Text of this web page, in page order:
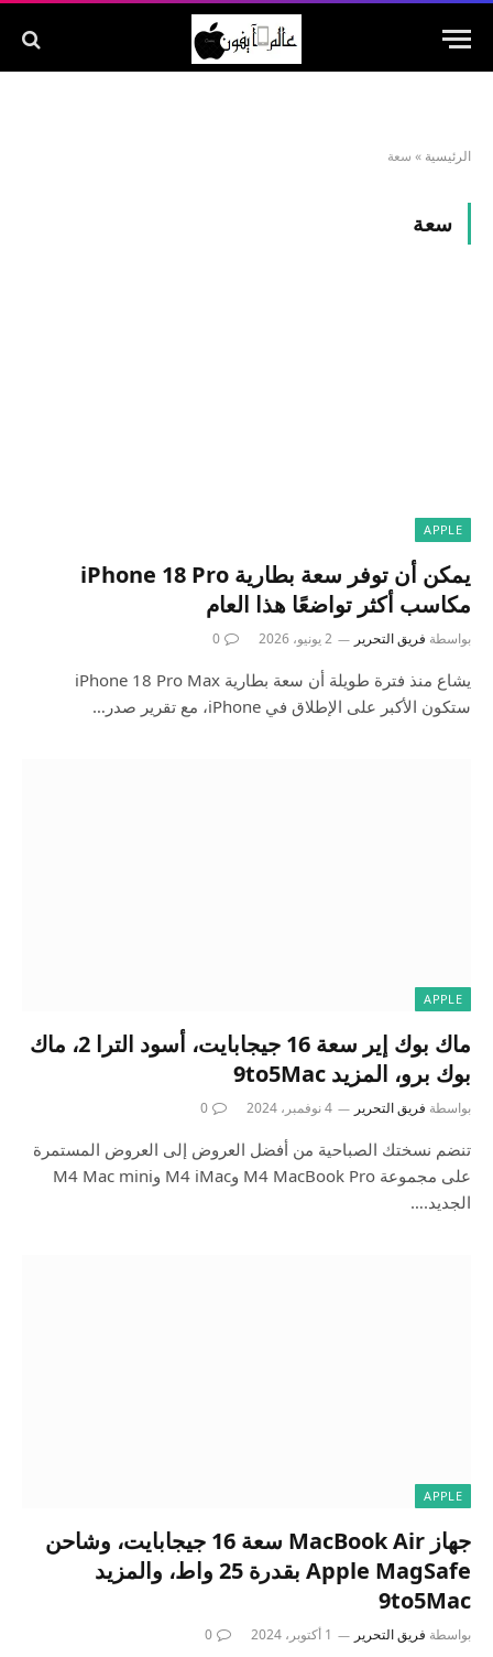
الرئيسية » سعة
سعة
APPLE
يمكن أن توفر سعة بطارية iPhone 18 Pro
مكاسب أكثر تواضعًا هذا العام
بواسطة فريق التحرير 2 يونيو، 2026 0
يشاع منذ فترة طويلة أن سعة بطارية iPhone 18 Pro Max
ستكون الأكبر على الإطلاق في iPhone، مع تقرير صدر…
APPLE
ماك بوك إير سعة 16 جيجابايت، أسود الترا 2، ماك
بوك برو، المزيد 9to5Mac
بواسطة فريق التحرير 4 نوفمبر، 2024 0
تنضم نسختك الصباحية من أفضل العروض إلى العروض المستمرة
على مجموعة M4 MacBook Pro وM4 iMac وM4 Mac mini
الجديد.…
APPLE
جهاز MacBook Air سعة 16 جيجابايت، وشاحن
Apple MagSafe بقدرة 25 واط، والمزيد
9to5Mac
بواسطة فريق التحرير 1 أكتوبر، 2024 0